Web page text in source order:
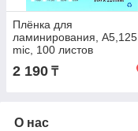
Плёнка для
ламинирования, A5,125
mic, 100 листов
2 190 ₸
О нас